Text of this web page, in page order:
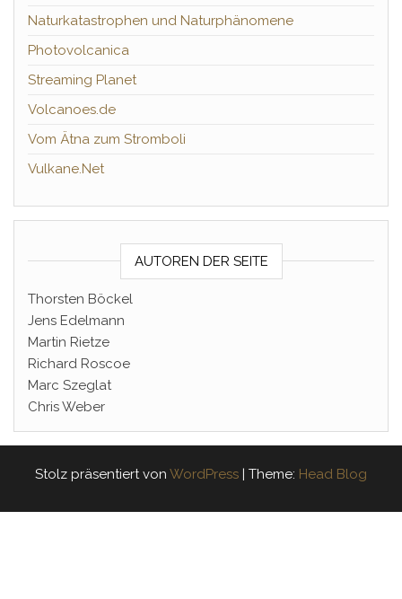
Naturkatastrophen und Naturphänomene
Photovolcanica
Streaming Planet
Volcanoes.de
Vom Ätna zum Stromboli
Vulkane.Net
AUTOREN DER SEITE
Thorsten Böckel
Jens Edelmann
Martin Rietze
Richard Roscoe
Marc Szeglat
Chris Weber
Stolz präsentiert von WordPress | Theme: Head Blog